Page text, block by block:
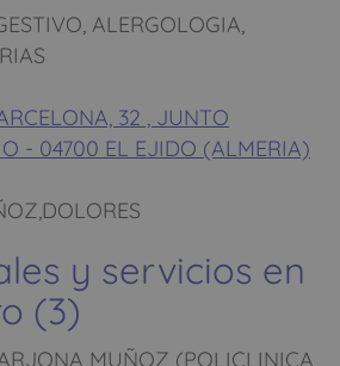
ALERGOLOGIA,
32 , JUNTO
- 04700 EL EJIDO (ALMERIA)
y servicios en
(3)
MUÑOZ (POLICLINICA